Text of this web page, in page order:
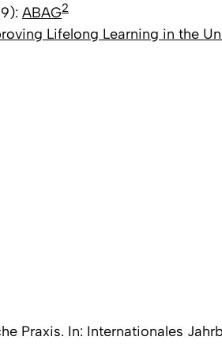
ABAG2
Lifelong Learning in the
Praxis. In: Internationales